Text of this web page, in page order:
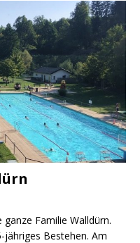
Familie Walldürn.
jähriges Bestehen. Am